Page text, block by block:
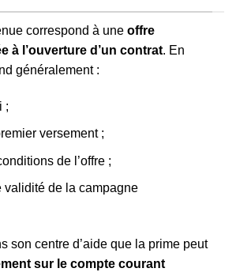
correspond à une offre
à l’ouverture d’un contrat. En
généralement :
;
versement ;
de l’offre ;
validité de la campagne
son centre d’aide que la prime peut
sur le compte courant